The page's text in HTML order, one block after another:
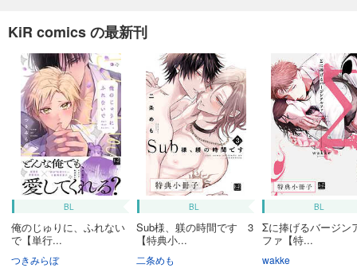
KiR comics の最新刊
BL
俺のじゅりに、ふれない
で【単行...
つきみらぼ
BL
Sub様、躾の時間です 3
【特典小...
二条めも
BL
Σに捧げるバージン
ファ【特...
wakke